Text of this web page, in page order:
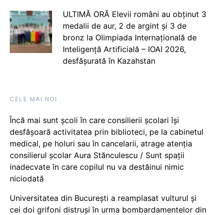
ULTIMĂ ORĂ Elevii români au obținut 3
medalii de aur, 2 de argint și 3 de
bronz la Olimpiada Internațională de
Inteligență Artificială – IOAI 2026,
desfășurată în Kazahstan
CELE MAI NOI
Încă mai sunt școli în care consilierii școlari își
desfășoară activitatea prin biblioteci, pe la cabinetul
medical, pe holuri sau în cancelarii, atrage atenția
consilierul școlar Aura Stănculescu / Sunt spații
inadecvate în care copilul nu va destăinui nimic
niciodată
Universitatea din București a reamplasat vulturul și
cei doi grifoni distruși în urma bombardamentelor din